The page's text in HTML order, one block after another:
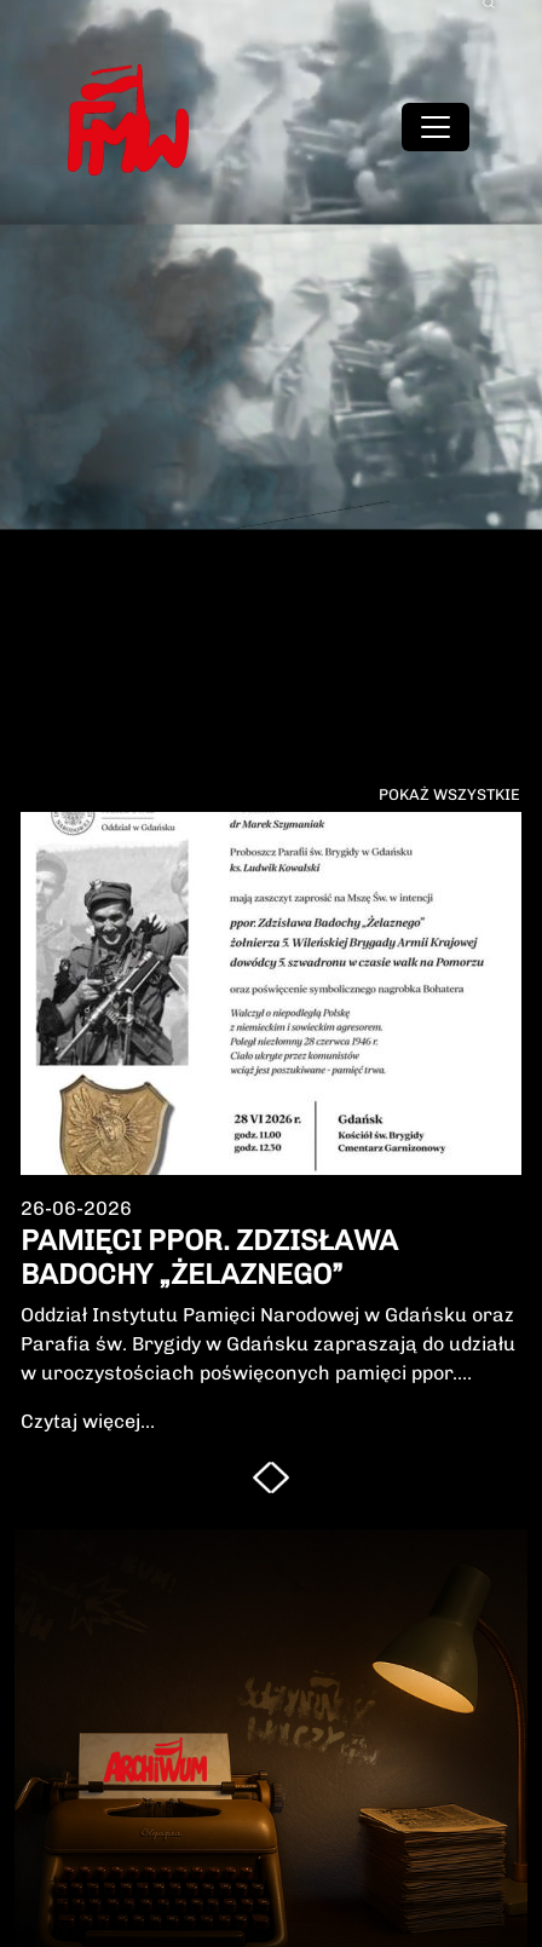
POKAŻ WSZYSTKIE
26-06-2026
PAMIĘCI PPOR. ZDZISŁAWA
BADOCHY „ŻELAZNEGO”
Oddział Instytutu Pamięci Narodowej w Gdańsku oraz
Parafia św. Brygidy w Gdańsku zapraszają do udziału
w uroczystościach poświęconych pamięci ppor.
Wileńskiej Brygady Armii Krajowej, dowódcy 5.
szwadronu podczas walk na Pomorzu, jednego z
najbardziej zasłużonych żołnierzy polskiego podziemia
przeciwko niemieckiemu i sowieckiemu okupantowi, a
po zakończeniu wojny pozostał wierny ideałom
wolności. Poległ 28 czerwca 1946 r., a miejsce
ukrycia jego szczątków przez komunistyczny aparat
represji pozostaje do dziś nieznane.Program
uroczystości:11.00 – Msza Święta w Kościele św.
Brygidy w Gdańsku12.30 – poświęcenie
symbolicznego nagrobka na Cmentarzu
Garnizonowym w GdańskuSerdecznie zapraszamy
Czytaj więcej...